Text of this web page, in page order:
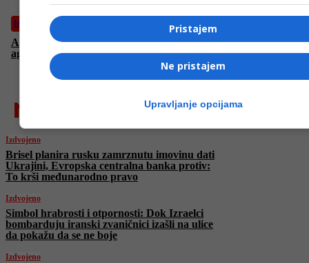
Izdvojeno
Abbas Araghchi u Ženevi: “Izrael pokrenuo ničim izazvanu
agresiju na Iran”
najnovije
Izdvojeno
Brisel planira rusku zamrznutu imovinu dati
Ukrajini, Evropska centralna banka protiv:
To krši međunarodno pravo
Izdvojeno
Simbol hrabrosti i otpornosti: Dok Izraelci
bombarduju iranski zvaničnici izašli na ulice
da pokažu da se ne boje
Izdvojeno
Pristajem
Ne pristajem
Upravljanje opcijama